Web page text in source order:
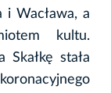
i Wacława, a
kultu.
stała